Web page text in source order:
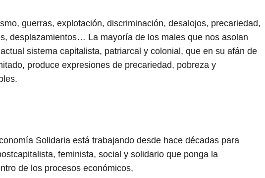
guerras, explotación, discriminación, desalojos, precariedad,
desplazamientos… La mayoría de los males que nos asolan
sistema capitalista, patriarcal y colonial, que en su afán de
produce expresiones de precariedad, pobreza y
Solidaria está trabajando desde hace décadas para
feminista, social y solidario que ponga la
de los procesos económicos,